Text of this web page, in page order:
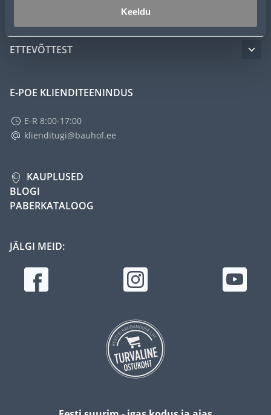
Keeldu
ETTEVÕTTEST
E-POE KLIENDITEENINDUS
E-R 8:00-17:00
klienditugi@bauhof.ee
KAUPLUSED
BLOGI
PABERKATALOOG
JÄLGI MEID: